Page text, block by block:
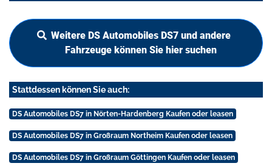
Weitere DS Automobiles DS7 und andere
Fahrzeuge können Sie hier suchen
Stattdessen können Sie auch:
DS Automobiles DS7 in Nörten-Hardenberg Kaufen oder leasen
DS Automobiles DS7 in Großraum Northeim Kaufen oder leasen
DS Automobiles DS7 in Großraum Göttingen Kaufen oder leasen